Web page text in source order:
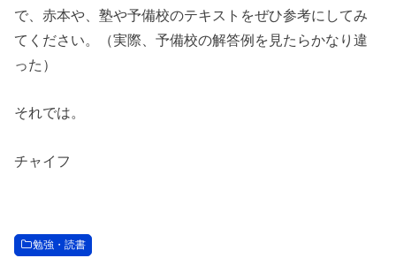
で、赤本や、塾や予備校のテキストをぜひ参考にしてみ
てください。（実際、予備校の解答例を見たらかなり違
った）
それでは。
チャイフ
勉強・読書